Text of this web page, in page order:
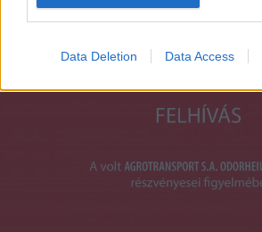
Data Deletion Data Access